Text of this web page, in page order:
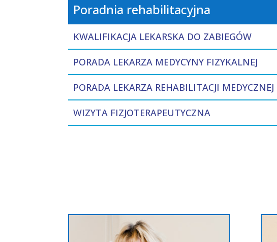
Poradnia rehabilitacyjna
KWALIFIKACJA LEKARSKA DO ZABIEGÓW
PORADA LEKARZA MEDYCYNY FIZYKALNEJ
PORADA LEKARZA REHABILITACJI MEDYCZNEJ
WIZYTA FIZJOTERAPEUTYCZNA